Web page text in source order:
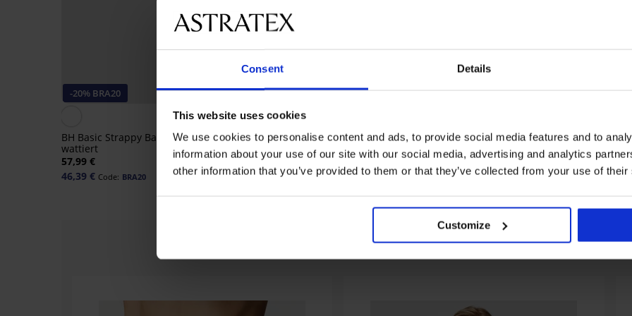
Consent Details
This website uses cookies
We use cookies to personalise content and ads, to provide social media features and to
information about your use of our site with our social media, advertising and analytics
other information that you’ve provided to them or that they’ve collected from your use of
Customize
-20% BRA20
BH Basic Strappy Bardot
wattiert
57,99 €
46,39 € Code: BRA20
Rabatt -30%
Bikini-Oberteil DIVA by IVA
Bardot Black
73,49 €104,99 €
Damen Formbody Gala
schwarz
53,99 €
Rabatt -20%
Damen-Tankini-Oberteil
71,19 € 88,99 €
Aus derselben Kollektion